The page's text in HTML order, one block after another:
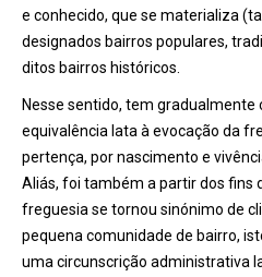
e conhecido, que se materializa
designados bairros populares,
ditos bairros históricos.
Nesse sentido, tem gradualmente
equivalência lata à evocação da
pertença, por nascimento e
Aliás, foi também a partir dos fins
freguesia se tornou sinónimo de
pequena comunidade de bairro,
uma circunscrição administrativa